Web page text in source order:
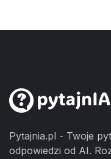
Pytajnia.pl - Twoje
odpowiedzi od AI.